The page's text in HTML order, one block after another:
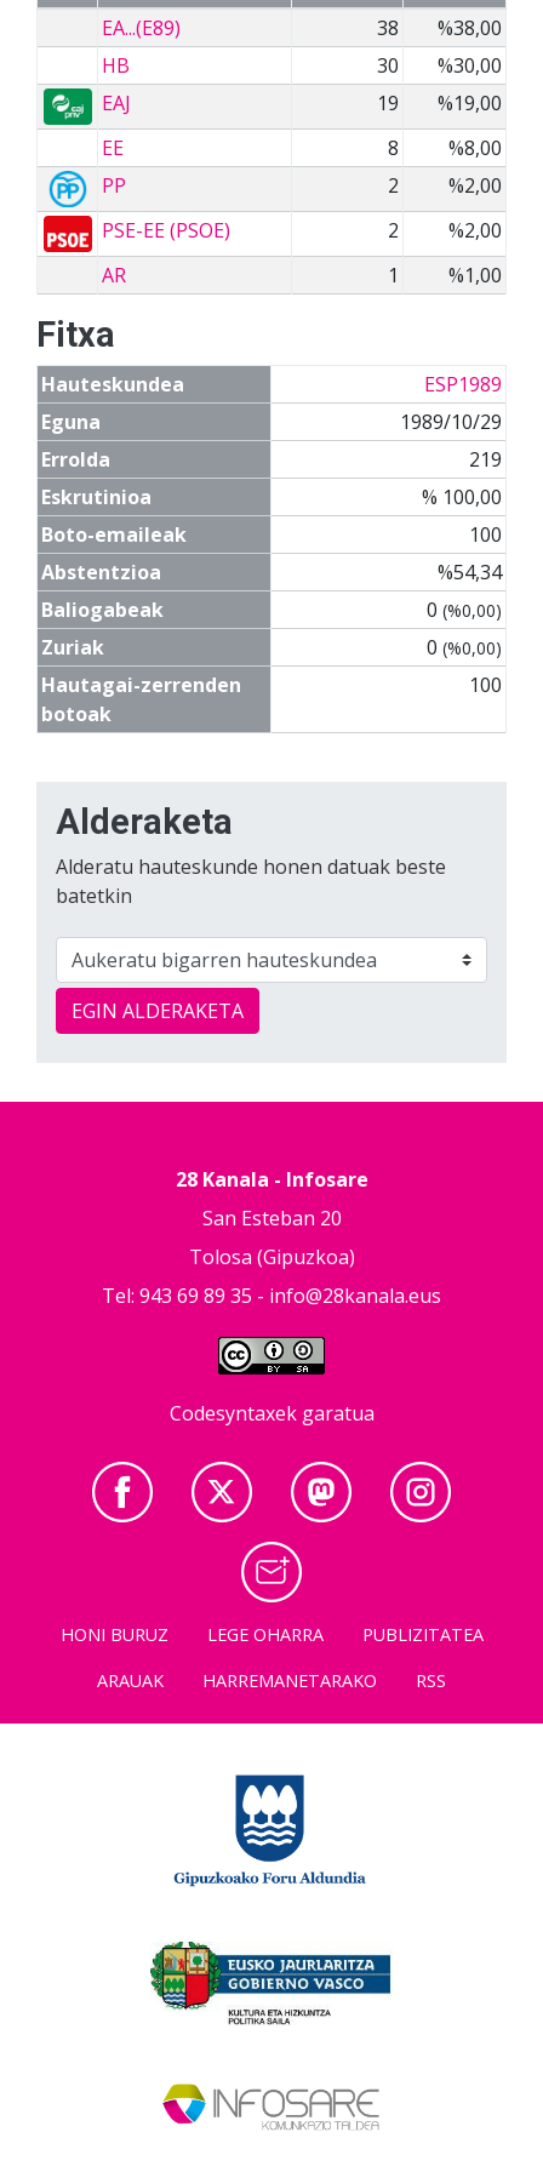
EA...(E89)
38
%38,00
HB
30
%30,00
EAJ
19
%19,00
EE
8
%8,00
PP
2
%2,00
PSE-EE (PSOE)
2
%2,00
AR
1 %1,00
Fitxa
Hauteskundea
ESP1989
Eguna
1989/10/29
Errolda
219
Eskrutinioa
% 100,00
Boto-emaileak
100
Abstentzioa
%54,34
Baliogabeak
0 (%0,00)
Zuriak 0 (%0,00)
Hautagai-zerrenden
botoak
100
Alderaketa
Alderatu hauteskunde honen datuak beste
batetkin
EGIN ALDERAKETA
28 Kanala - Infosare
San Esteban 20
Tolosa (Gipuzkoa)
Tel: 943 69 89 35 - info@28kanala.eus
Codesyntaxek garatua
HONI BURUZ LEGE OHARRA
PUBLIZITATEA
ARAUAK
HARREMANETARAKO RSS